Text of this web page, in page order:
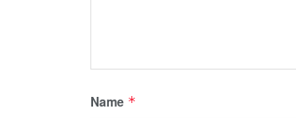
Name *